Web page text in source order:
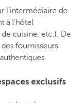
l'intermédiaire de
à l'hôtel
cuisine, etc.). De
fournisseurs
exclusifs